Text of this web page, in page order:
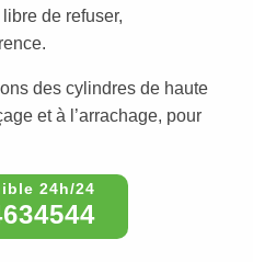
de refuser,
des cylindres de haute
et à l’arrachage, pour